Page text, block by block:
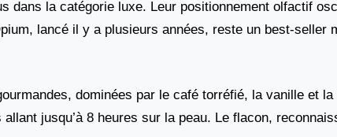
dans la catégorie luxe. Leur positionnement olfactif
lancé il y a plusieurs années, reste un best-seller
dominées par le café torréfié, la vanille et la
jusqu’à 8 heures sur la peau. Le flacon,